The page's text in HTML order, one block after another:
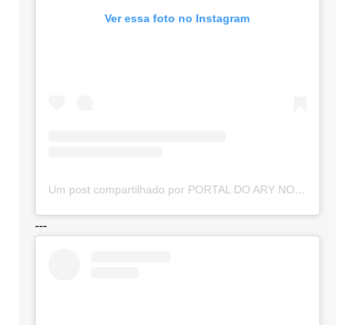
Ver essa foto no Instagram
Um post compartilhado por PORTAL DO ARY NOTÍCIAS (@portaldoarynoticias)
---